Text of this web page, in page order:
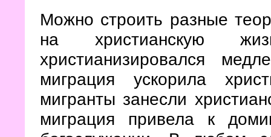
Можно строить разные
на христианскую
христианизировался
миграция ускорила
мигранты занесли
миграция привела к